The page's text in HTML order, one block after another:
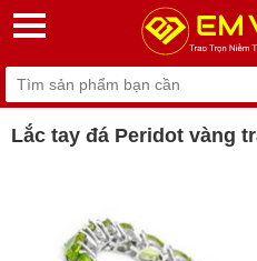
Lắc tay đá Peridot vàng